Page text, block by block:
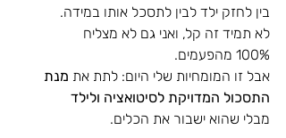
בין לחזק ילד לבין לתסכל אותו במידה.
לא תמיד זה קל, ואני גם לא מצליח
100% מהפעמים.
אבל זו המומחיות שלי היום: לתת את מנת
התסכול המדויקת לסיטואציה ולילד
מבלי שהוא ישבור את הכלים.